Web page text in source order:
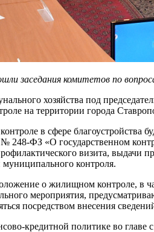
заседания комитетов по
хозяйства под
на территории города
в сфере благоустройства
248-ФЗ «О государственном
визита,
муниципального контроля.
о жилищном контроле, в
мероприятия,
посредством внесения
кредитной политике во главе с